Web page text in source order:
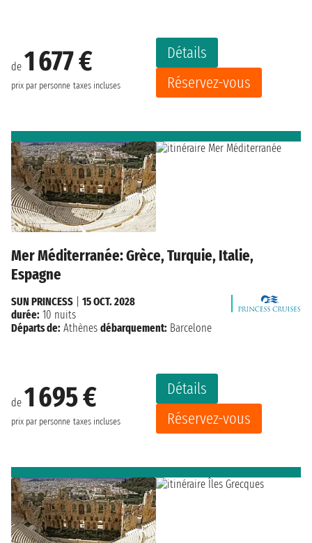
de 1 677 €
prix par personne taxes incluses
Détails
Réservez-vous
Mer Méditerranée: Grèce, Turquie, Italie,
Espagne
de 1 695 €
prix par personne taxes incluses
Détails
Réservez-vous
SUN PRINCESS
15 OCT. 2028
durée: 10 nuits
Départs de: Athènes débarquement: Barcelone